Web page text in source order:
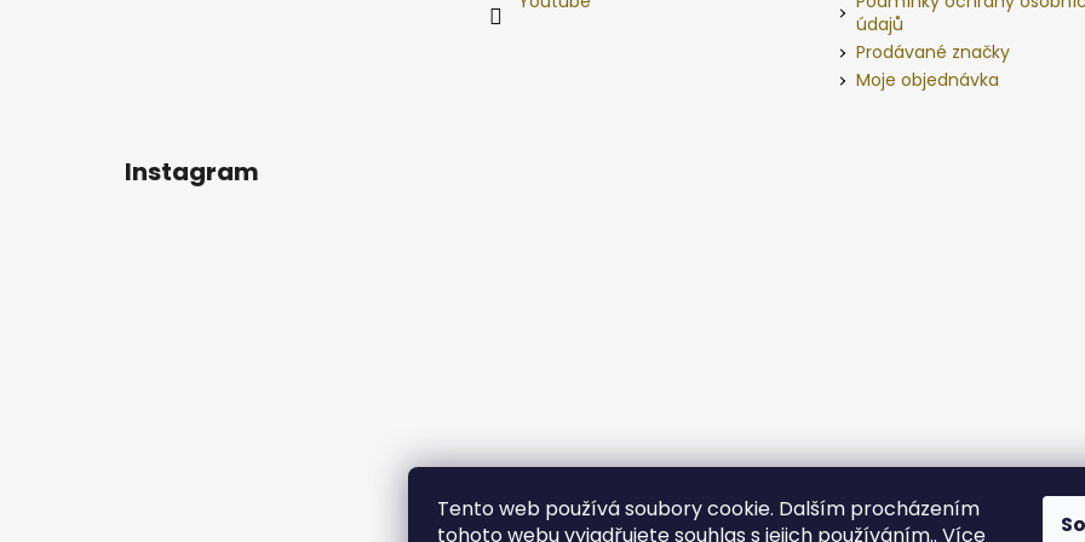
Tento web používá soubory cookie. Dalším procházením
tohoto webu vyjadřujete souhlas s jejich používáním.. Více
údajů
Prodávané značky
Moje objednávka
Instagram